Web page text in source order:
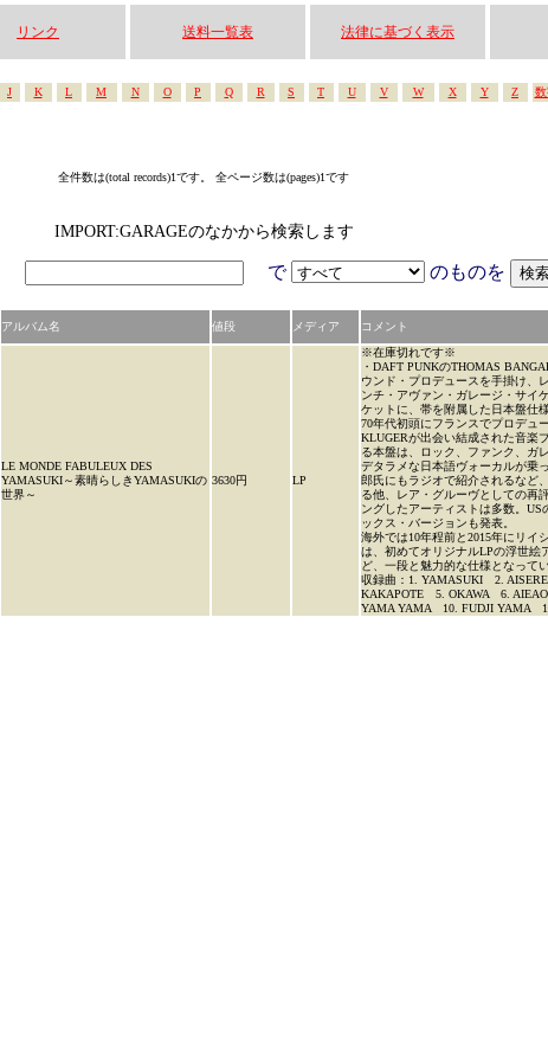
リンク 送料一覧表 法律に基づく表示
J K L M N O P Q R S T U V W X Y Z
全件数は(total records)1です。 全ページ数は(pages)1です
IMPORT:GARAGEのなかから検索します
で のものを
アルバム名 値段 メディア コメント
LE MONDE FABULEUX DES
YAMASUKI～素晴らしきYAMASUKIの
世界～
3630円 LP
※在庫切れです※
・DAFT PUNKのTHOMAS
ウンド・プロデュースを手掛け、
ンチ・アヴァン・ガレージ・サイ
ケットに、帯を附属した日本盤仕
70年代初頭にフランスでプロデュ
KLUGERが出会い結成された音楽
る本盤は、ロック、ファンク、ガ
デタラメな日本語ヴォーカルが乗
郎氏にもラジオで紹介されるなど
る他、レア・グルーヴとしての再
ングしたアーティストは多数。US
ックス・バージョンも発表。
海外では10年程前と2015年にリイ
は、初めてオリジナルLPの浮世絵
ど、一段と魅力的な仕様となってい
収録曲：1. YAMASUKI 2.
KAKAPOTE 5. OKAWA 6.
YAMA YAMA 10. FUDJI YAMA